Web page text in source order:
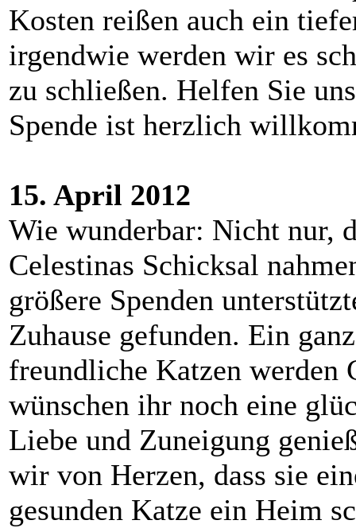
Kosten reißen auch ein
irgendwie werden wir es
zu schließen. Helfen Sie
Spende ist herzlich
15. April 2012
Wie wunderbar: Nicht nur,
Celestinas Schicksal
größere Spenden
Zuhause gefunden. Ein
freundliche Katzen werden
wünschen ihr noch eine
Liebe und Zuneigung
wir von Herzen, dass sie
gesunden Katze ein Heim